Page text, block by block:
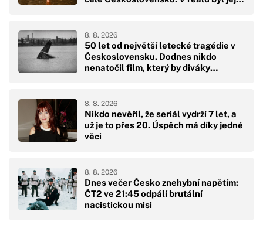
50 let od největší letecké tragédie v
Československu. Dodnes nikdo
nenatočil film, který by diváky
8. 8. 2026
Nikdo nevěřil, že seriál vydrží 7 let, a
už je to přes 20. Úspěch má díky jedné
věci
8. 8. 2026
Dnes večer Česko znehybní napětím:
ČT2 ve 21:45 odpálí brutální
nacistickou misi
8. 8. 2026